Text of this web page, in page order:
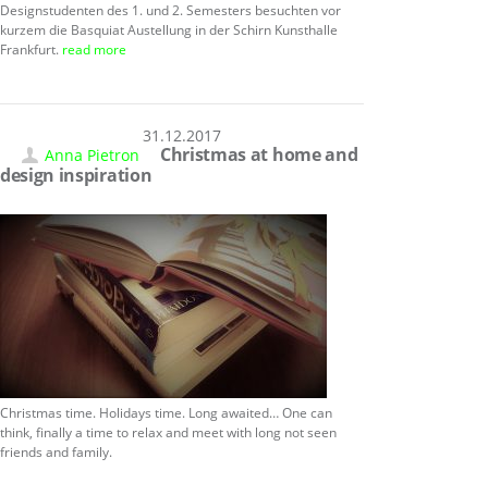
Designstudenten des 1. und 2. Semesters besuchten vor
kurzem die Basquiat Austellung in der Schirn Kunsthalle
Frankfurt. read more
31.12.2017
Anna Pietron
Christmas at home and
design inspiration
Christmas time. Holidays time. Long awaited… One can
think, finally a time to relax and meet with long not seen
friends and family.